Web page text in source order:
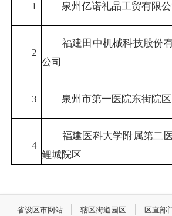
1
泉州亿诺礼品工贸有限公
2
福建田中机械科技股份
公司
3
泉州市第一医院东街院区
4
福建医科大学附属第二
鲤城院区
省设区市网站 辖区街道园区 区直部